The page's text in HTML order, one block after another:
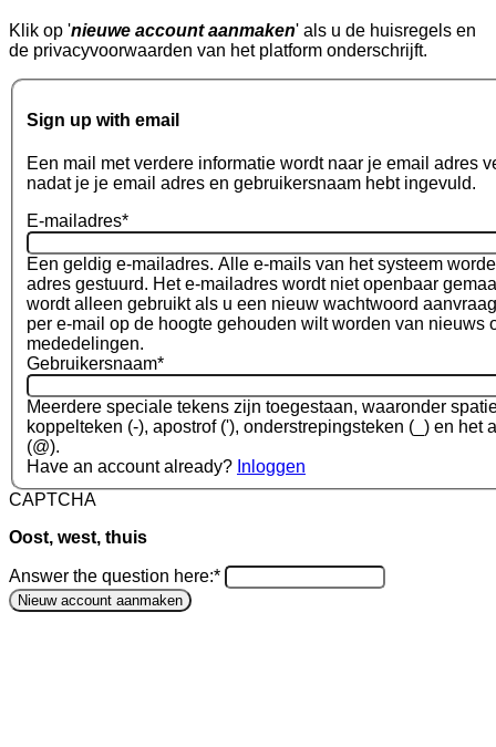
Klik op 'nieuwe account aanmaken' als u de huisregels en
de privacyvoorwaarden van het platform onderschrijft.
Sign up with email
Een mail met verdere informatie wordt naar je email adres
nadat je je email adres en gebruikersnaam hebt ingevuld.
E-mailadres*
Een geldig e-mailadres. Alle e-mails van het systeem
adres gestuurd. Het e-mailadres wordt niet openbaar
wordt alleen gebruikt als u een nieuw wachtwoord
per e-mail op de hoogte gehouden wilt worden van nieuws
mededelingen.
Gebruikersnaam*
Meerdere speciale tekens zijn toegestaan, waaronder
koppelteken (-), apostrof ('), onderstrepingsteken (_) en het
(@).
Have an account already? Inloggen
CAPTCHA
Oost, west, thuis
Answer the question here:*
Nieuw account aanmaken